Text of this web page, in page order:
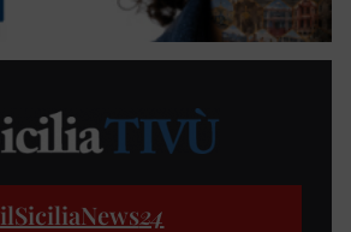
ilSiciliaNews24